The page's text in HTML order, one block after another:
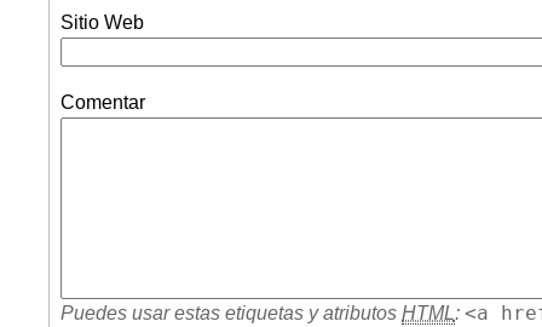
Sitio Web
Comentar
Puedes usar estas etiquetas y atributos HTML: <a